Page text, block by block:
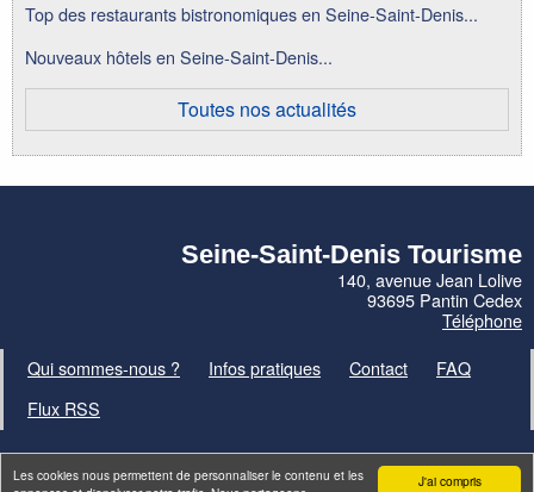
J'ai compris
Les cookies nous permettent de personnaliser le contenu et les
Top des restaurants bistronomiques en Seine-Saint-Denis...
Nouveaux hôtels en Seine-Saint-Denis...
Toutes nos actualités
Seine-Saint-Denis Tourisme
140, avenue Jean Lolive
93695 Pantin Cedex
Téléphone
Qui sommes-nous ?
Infos pratiques Contact
FAQ
Flux RSS